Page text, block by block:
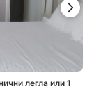
легла или 1